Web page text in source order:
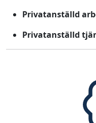
Privatanställd
Privatanställd